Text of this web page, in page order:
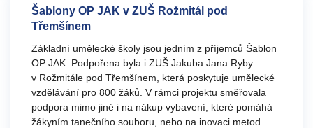
Šablony OP JAK v ZUŠ Rožmitál pod
Třemšínem
Základní umělecké školy jsou jedním z příjemců Šablon
OP JAK. Podpořena byla i ZUŠ Jakuba Jana Ryby
v Rožmitále pod Třemšínem, která poskytuje umělecké
vzdělávání pro 800 žáků. V rámci projektu směřovala
podpora mimo jiné i na nákup vybavení, které pomáhá
žákyním tanečního souboru, nebo na inovaci metod